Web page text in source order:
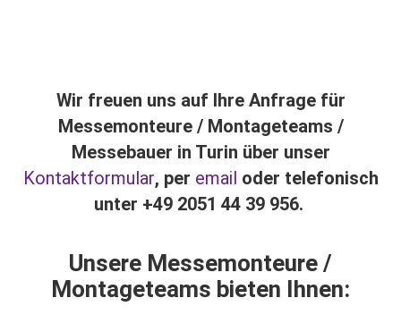
Wir freuen uns auf Ihre Anfrage für
Messemonteure / Montageteams /
Messebauer in Turin über unser
Kontaktformular, per email oder telefonisch
unter +49 2051 44 39 956.
Unsere Messemonteure /
Montageteams bieten Ihnen: